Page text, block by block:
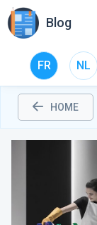
Blog
FR NL
HOME